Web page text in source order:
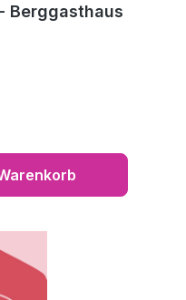
Berggasthaus